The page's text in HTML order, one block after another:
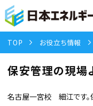
TOP お役立ち情報
保安管理の現場
名古屋一宮校 細江です。